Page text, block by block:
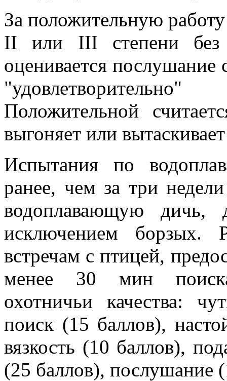
За положительную
II или III степени без
оценивается
Положительной
выгоняет или
Испытания по
ранее, чем за три
водоплавающую дичь,
исключением борзых.
встречам с птицей,
менее 30 мин
охотничьи качества:
поиск (15 баллов),
вязкость (10 баллов),
(25 баллов), послушание